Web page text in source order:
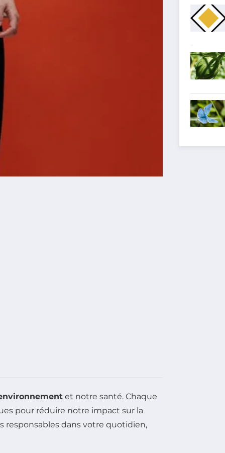
et notre santé. Chaque
pour réduire notre impact sur la
responsables dans votre quotidien,